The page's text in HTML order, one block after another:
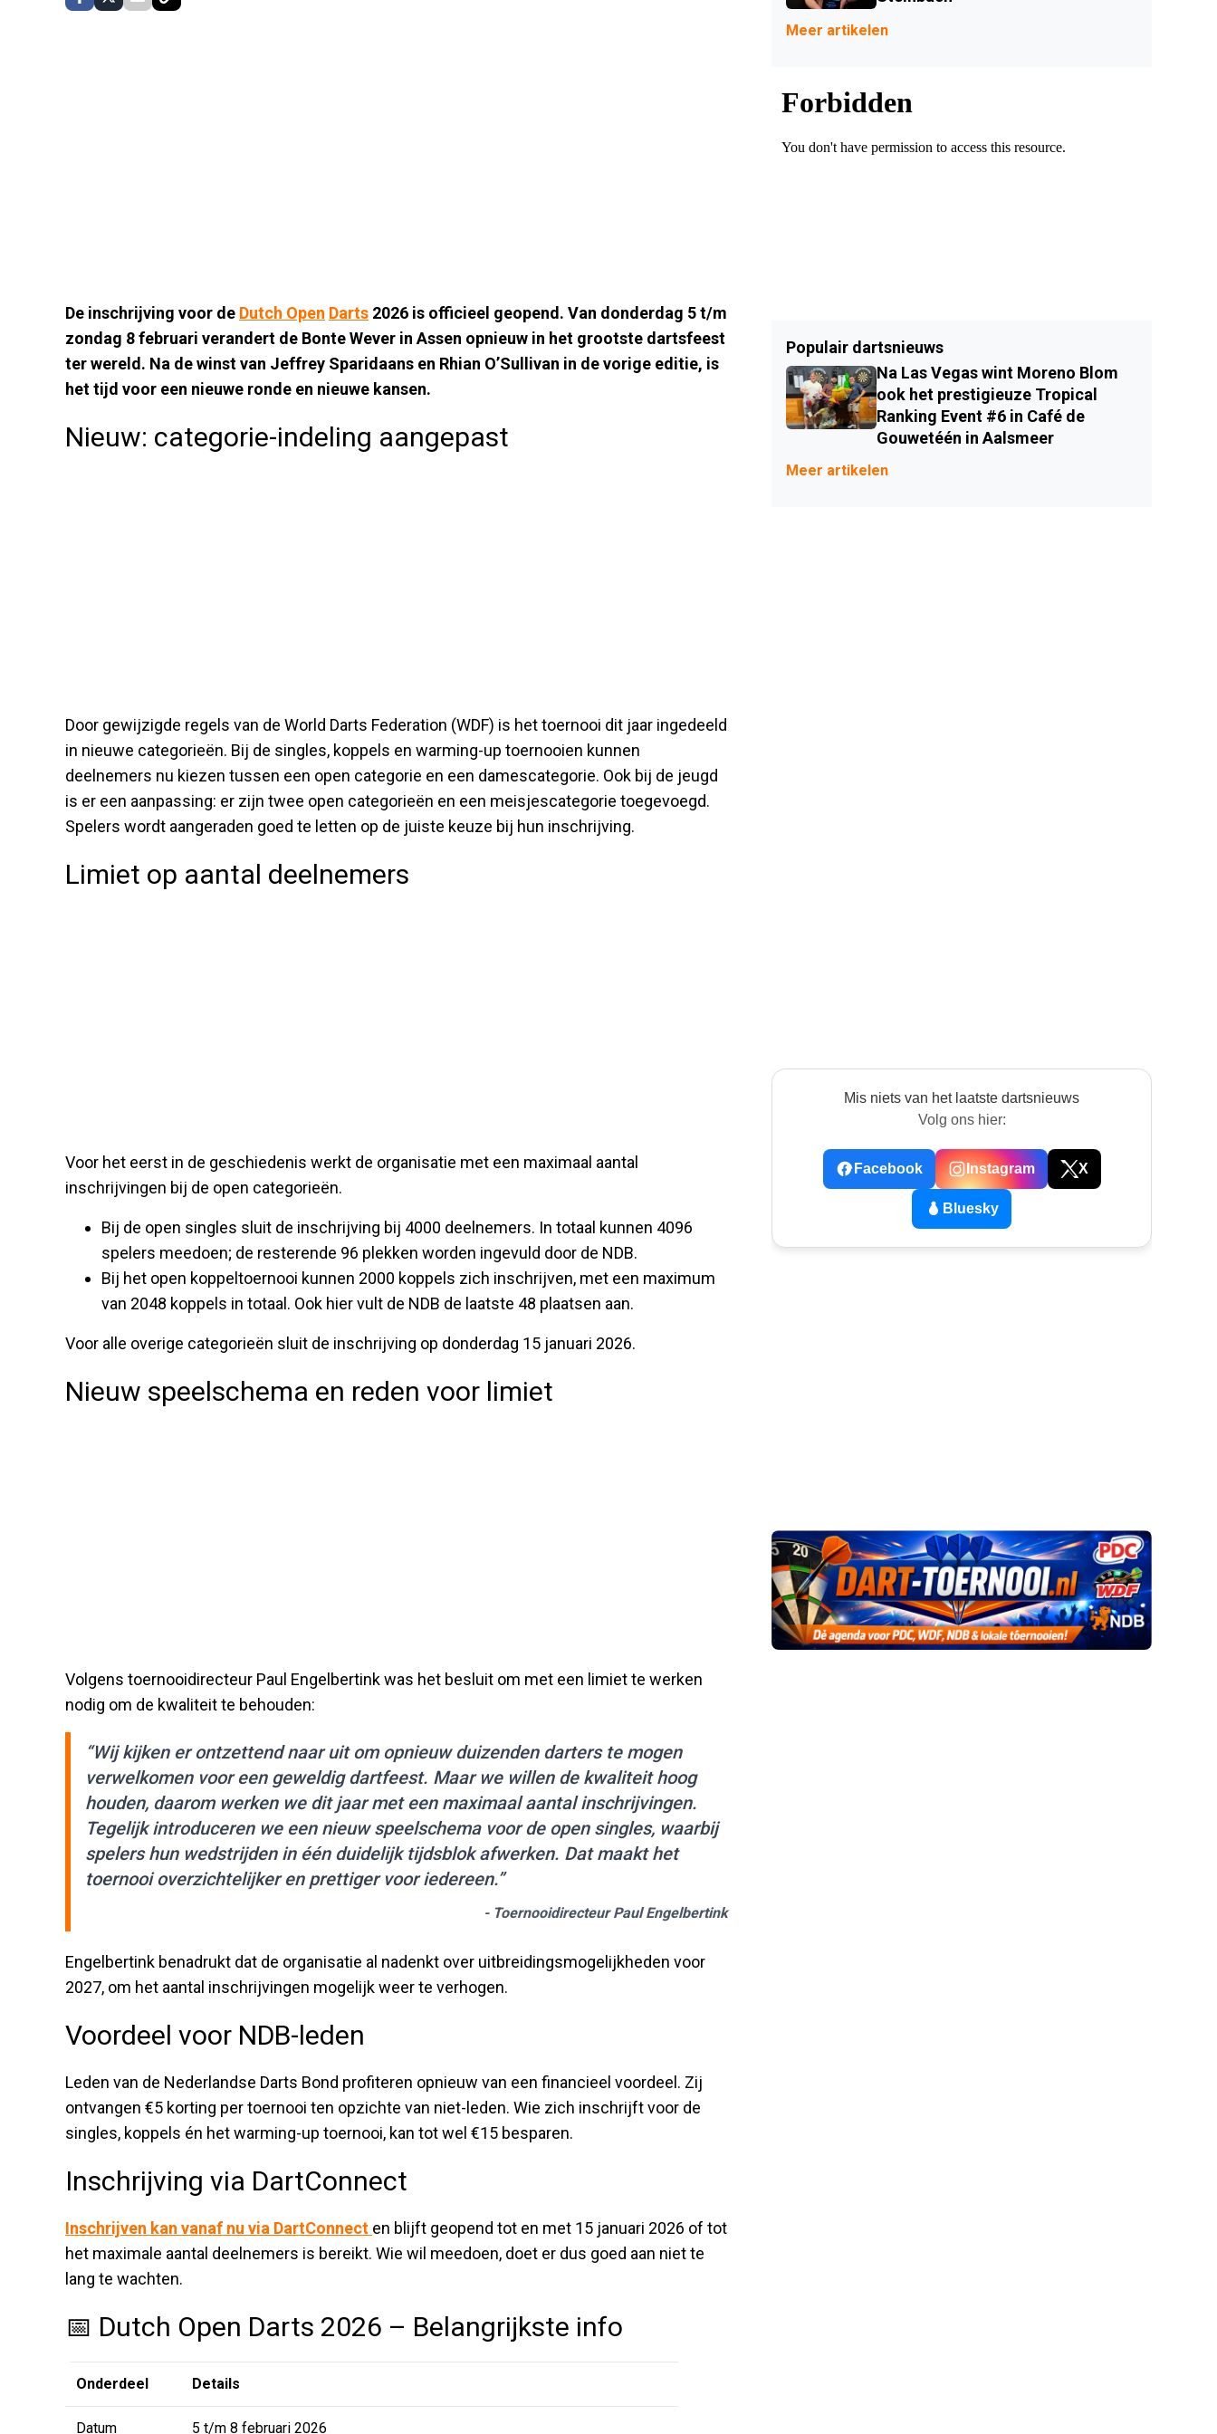
De inschrijving voor de Dutch Open Darts 2026 is officieel geopend. Van donderdag 5 t/m
zondag 8 februari verandert de Bonte Wever in Assen opnieuw in het grootste dartsfeest
ter wereld. Na de winst van Jeffrey Sparidaans en Rhian O’Sullivan in de vorige editie, is
het tijd voor een nieuwe ronde en nieuwe kansen.
Nieuw: categorie-indeling aangepast
Door gewijzigde regels van de World Darts Federation (WDF) is het toernooi dit jaar ingedeeld
in nieuwe categorieën. Bij de singles, koppels en warming-up toernooien kunnen
deelnemers nu kiezen tussen een open categorie en een damescategorie. Ook bij de jeugd
is er een aanpassing: er zijn twee open categorieën en een meisjescategorie toegevoegd.
Spelers wordt aangeraden goed te letten op de juiste keuze bij hun inschrijving.
Limiet op aantal deelnemers
Voor het eerst in de geschiedenis werkt de organisatie met een maximaal aantal
inschrijvingen bij de open categorieën.
Bij de open singles sluit de inschrijving bij 4000 deelnemers. In totaal kunnen 4096
spelers meedoen; de resterende 96 plekken worden ingevuld door de NDB.
Bij het open koppeltoernooi kunnen 2000 koppels zich inschrijven, met een maximum
van 2048 koppels in totaal. Ook hier vult de NDB de laatste 48 plaatsen aan.
Voor alle overige categorieën sluit de inschrijving op donderdag 15 januari 2026.
Nieuw speelschema en reden voor limiet
Volgens toernooidirecteur Paul Engelbertink was het besluit om met een limiet te werken
nodig om de kwaliteit te behouden:
“Wij kijken er ontzettend naar uit om opnieuw duizenden darters te mogen
verwelkomen voor een geweldig dartfeest. Maar we willen de kwaliteit hoog
houden, daarom werken we dit jaar met een maximaal aantal inschrijvingen.
Tegelijk introduceren we een nieuw speelschema voor de open singles, waarbij
spelers hun wedstrijden in één duidelijk tijdsblok afwerken. Dat maakt het
toernooi overzichtelijker en prettiger voor iedereen.”
- Toernooidirecteur Paul Engelbertink
Engelbertink benadrukt dat de organisatie al nadenkt over uitbreidingsmogelijkheden voor
2027, om het aantal inschrijvingen mogelijk weer te verhogen.
Voordeel voor NDB-leden
Leden van de Nederlandse Darts Bond profiteren opnieuw van een financieel voordeel. Zij
ontvangen €5 korting per toernooi ten opzichte van niet-leden. Wie zich inschrijft voor de
singles, koppels én het warming-up toernooi, kan tot wel €15 besparen.
Inschrijving via DartConnect
Inschrijven kan vanaf nu via DartConnect en blijft geopend tot en met 15 januari 2026 of tot
het maximale aantal deelnemers is bereikt. Wie wil meedoen, doet er dus goed aan niet te
lang te wachten.
📅 Dutch Open Darts 2026 – Belangrijkste info
Onderdeel Details
Datum 5 t/m 8 februari 2026
Meer artikelen
Populair dartsnieuws
Na Las Vegas wint Moreno Blom
ook het prestigieuze Tropical
Ranking Event #6 in Café de
Gouwetéén in Aalsmeer
Meer artikelen
Mis niets van het laatste dartsnieuws
Volg ons hier:
Facebook Instagram X
Bluesky